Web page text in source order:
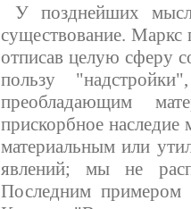
У позднейших
существование.
отписав целую сферу
пользу
преобладающим
прискорбное наследие
материальным или
явлений; мы не
Последним примером